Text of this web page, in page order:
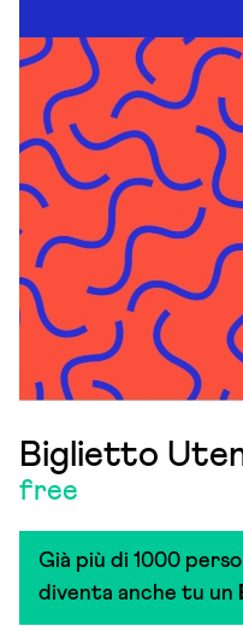
Biglietto
free
Già più di 1000
diventa anche tu un